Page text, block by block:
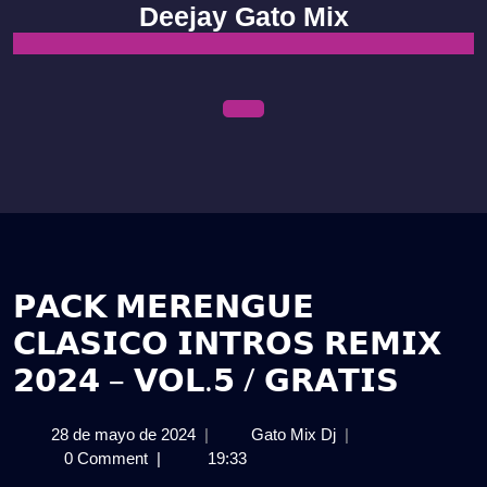
content
Deejay Gato Mix
𝗣𝗔𝗖𝗞 𝗠𝗘𝗥𝗘𝗡𝗚𝗨𝗘
𝗖𝗟𝗔𝗦𝗜𝗖𝗢 𝗜𝗡𝗧𝗥𝗢𝗦 𝗥𝗘𝗠𝗜𝗫
𝟮𝟬𝟮𝟰 – 𝗩𝗢𝗟.𝟱 / 𝗚𝗥𝗔𝗧𝗜𝗦
28 de mayo de 202428
de
| Gato Mix Dj𝗣𝗔𝗖𝗞
|
0 Comment | 19:33